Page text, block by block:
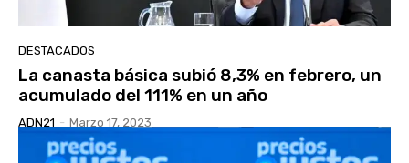
DESTACADOS
La canasta básica subió 8,3% en febrero, un
acumulado del 111% en un año
ADN21 - Marzo 17, 2023